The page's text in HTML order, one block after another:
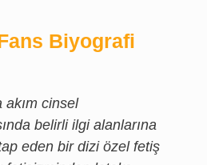
Biyografi
cinsel
belirli ilgi alanlarına
eden bir dizi özel fetiş